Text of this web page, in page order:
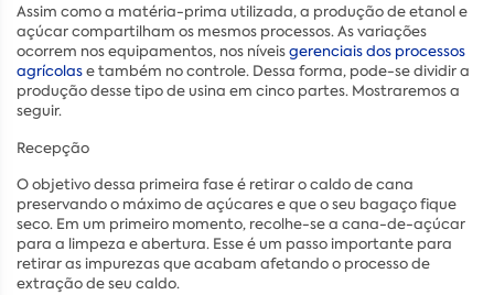
Assim como a matéria-prima utilizada, a produção de etanol e
açúcar compartilham os mesmos processos. As variações
ocorrem nos equipamentos, nos níveisgerenciais dos processos
agrícolase também no controle. Dessa forma, pode-se dividir a
produção desse tipo de usina em cinco partes. Mostraremos a
seguir.
Recepção
O objetivo dessa primeira fase é retirar o caldo de cana
preservando o máximo de açúcares e que o seu bagaço fique
seco. Em um primeiro momento, recolhe-se a cana-de-açúcar
para a limpeza e abertura. Esse é um passo importante para
retirar as impurezas que acabam afetando o processo de
extração de seu caldo.